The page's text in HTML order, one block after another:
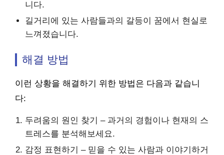
니다.
길거리에 있는 사람들과의 갈등이 꿈에서 현실로
느껴졌습니다.
해결 방법
이런 상황을 해결하기 위한 방법은 다음과 같습니
다:
두려움의 원인 찾기 – 과거의 경험이나 현재의 스
트레스를 분석해보세요.
감정 표현하기 – 믿을 수 있는 사람과 이야기하거